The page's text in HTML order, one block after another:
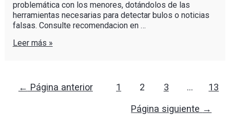
problemática con los menores, dotándolos de las
herramientas necesarias para detectar bulos o noticias
falsas. Consulte recomendacion en …
Leer más »
← Página anterior 1 2 3 … 13
Página siguiente →